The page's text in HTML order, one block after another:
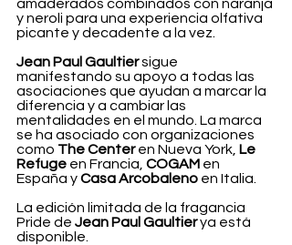
amaderados combinados con naranja
y neroli para una experiencia olfativa
picante y decadente a la vez.
Jean Paul Gaultier sigue
manifestando su apoyo a todas las
asociaciones que ayudan a marcar la
diferencia y a cambiar las
mentalidades en el mundo. La marca
se ha asociado con organizaciones
como The Center en Nueva York, Le
Refuge en Francia, COGAM en
España y Casa Arcobaleno en Italia.
La edición limitada de la fragancia
Pride de Jean Paul Gaultier ya está
disponible.